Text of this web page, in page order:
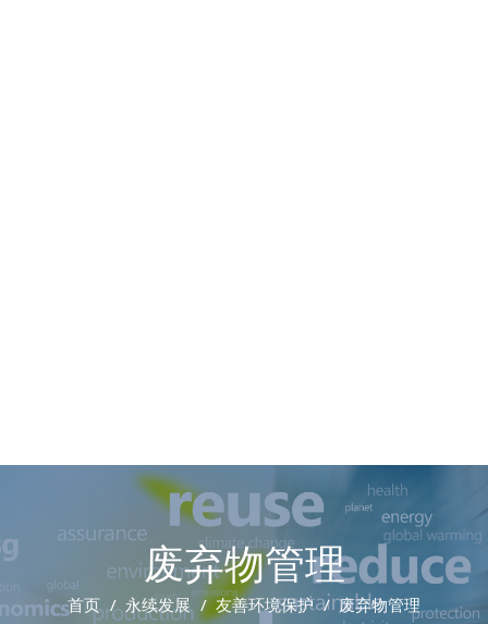
废弃物管理
首页 永续发展 友善环境保护 废弃物管理